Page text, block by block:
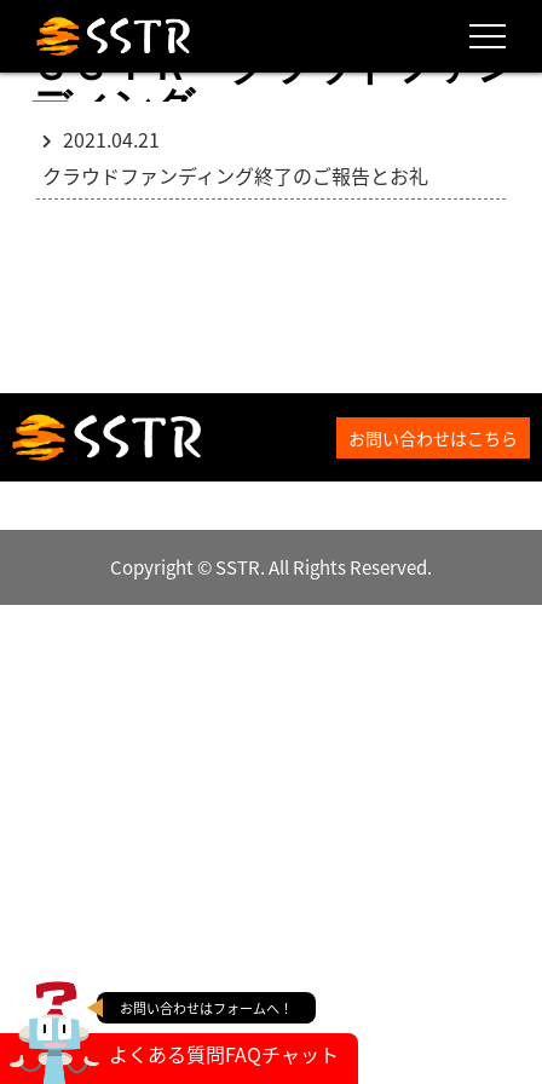
ＳＳＴＲ クラウドファン
ディング
2021.04.21
クラウドファンディング終了のご報告とお礼
お問い合わせはこちら
Copyright © SSTR. All Rights Reserved.
よくある質問FAQチャット
お問い合わせはフォームへ！